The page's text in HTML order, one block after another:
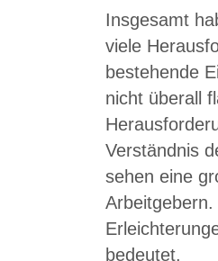
Insgesamt
viele
bestehende
nicht überall
Verständnis
sehen eine
bedeutet.